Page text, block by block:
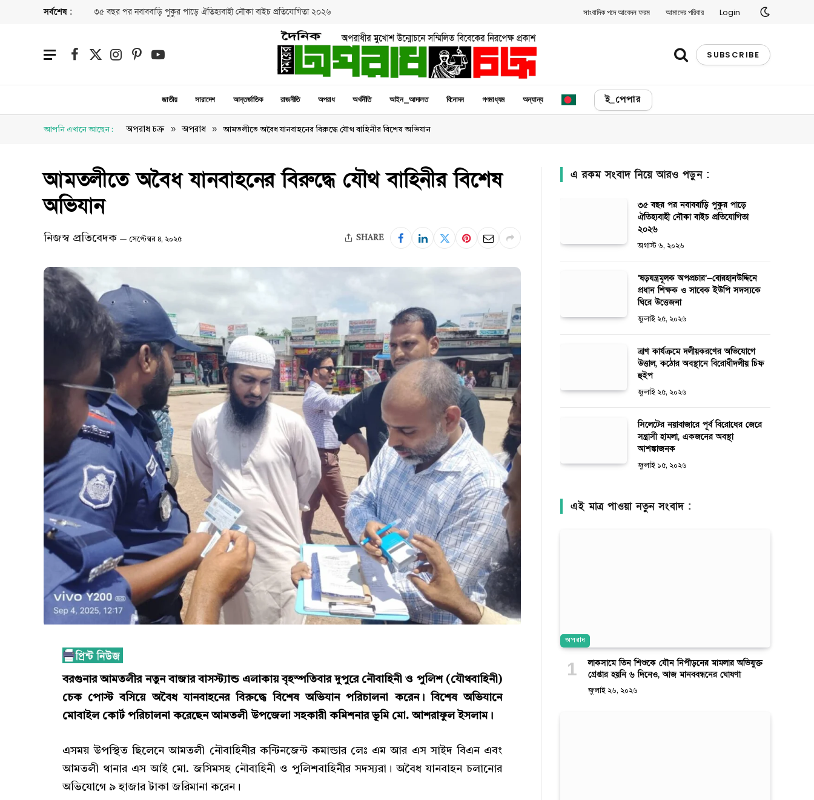
সর্বশেষ : ৩৫ বছর পর নবাববাড়ি পুকুর পাড়ে ঐতিহ্যবাহী নৌকা বাইচ প্রতিযোগিতা ২০২৬ সাংবাদিক পদে আবেদন ফরম আমাদের পরিবার Login
Facebook
X
Instagram
PinterestYouTube SUBSCRIBE
জাতীয় সারাদেশ আন্তর্জাতিক রাজনীতি অপরাধ অর্থনীতি আইন_আদালত বিনোদন গণমাধ্যম অন্যান্য ই_পেপার
আপনি এখানে আছেন : অপরাধ চক্র » অপরাধ » আমতলীতে অবৈধ যানবাহনের বিরুদ্ধে যৌথ বাহিনীর বিশেষ অভিযান
আমতলীতে অবৈধ যানবাহনের বিরুদ্ধে যৌথ বাহিনীর বিশেষ
অভিযান
নিজস্ব প্রতিবেদক সেপ্টেম্বর ৪, ২০২৫ SHARE
বরগুনার আমতলীর নতুন বাজার বাসস্ট্যান্ড এলাকায় বৃহস্পতিবার দুপুরে নৌবাহিনী ও পুলিশ (যৌথবাহিনী)
চেক পোস্ট বসিয়ে অবৈধ যানবাহনের বিরুদ্ধে বিশেষ অভিযান পরিচালনা করেন। বিশেষ অভিযানে
মোবাইল কোর্ট পরিচালনা করেছেন আমতলী উপজেলা সহকারী কমিশনার ভূমি মো. আশরাফুল ইসলাম।
এসময় উপস্থিত ছিলেনে আমতলী নৌবাহিনীর কন্টিনজেন্ট কমান্ডার লেঃ এম আর এস সাইদ বিএন এবং
আমতলী থানার এস আই মো. জসিমসহ নৌবাহিনী ও পুলিশবাহিনীর সদস্যরা। অবৈধ যানবাহন চলানোর
অভিযোগে ৯ হাজার টাকা জরিমানা করেন।
এ রকম সংবাদ নিয়ে আরও পড়ুন :
৩৫ বছর পর নবাববাড়ি পুকুর পাড়ে
ঐতিহ্যবাহী নৌকা বাইচ প্রতিযোগিতা
২০২৬
অগাস্ট ৬, ২০২৬
‘ষড়যন্ত্রমূলক অপপ্রচার’—বোরহানউদ্দিনে
প্রধান শিক্ষক ও সাবেক ইউপি সদস্যকে
ঘিরে উত্তেজনা
জুলাই ২৫, ২০২৬
ত্রাণ কার্যক্রমে দলীয়করণের অভিযোগে
উত্তাল, কঠোর অবস্থানে বিরোধীদলীয় চিফ
হুইপ
জুলাই ২৫, ২০২৬
সিলেটের নয়াবাজারে পূর্ব বিরোধের জেরে
সন্ত্রাসী হামলা, একজনের অবস্থা
আশঙ্কাজনক
জুলাই ১৫, ২০২৬
এই মাত্র পাওয়া নতুন সংবাদ :
অপরাধ
লাকসামে তিন শিশুকে যৌন নিপীড়নের মামলার অভিযুক্ত
গ্রেপ্তার হয়নি ৬ দিনেও, আজ মানববন্ধনের ঘোষণা
জুলাই ২৬, ২০২৬